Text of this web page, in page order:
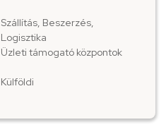
Szállítás, Beszerzés,
Logisztika
Üzleti támogató központok
Külföldi